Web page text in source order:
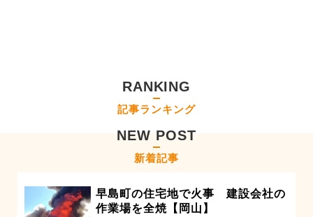
RANKING
記事ランキング
NEW POST
新着記事
早島町の住宅地で火事 建設会社の
作業場を全焼【岡山】